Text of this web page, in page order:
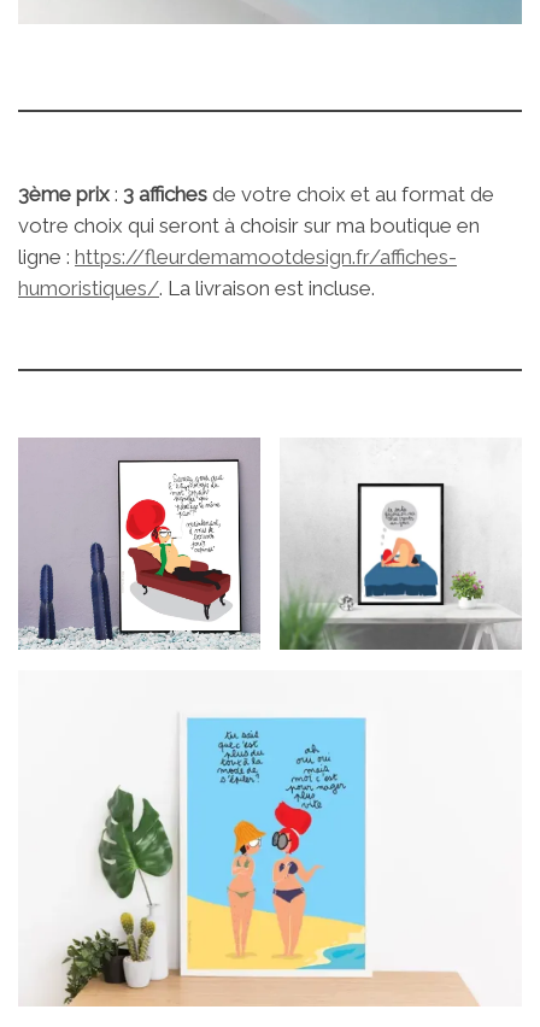
3ème prix : 3 affiches de votre choix et au format de
votre choix qui seront à choisir sur ma boutique en
ligne : https://fleurdemamootdesign.fr/affiches-
humoristiques/. La livraison est incluse.